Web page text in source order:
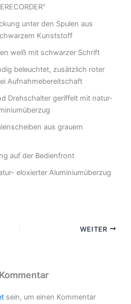
unter den Spulen aus
Kunststoff
weiß mit schwarzer Schrift
beleuchtet, zusätzlich roter
Aufnahmebereitschaft
Drehschalter geriffelt mit natur-
aus grauem
auf der Bedienfront
eloxierter Aluminiumüberzug
WEITER
sein, um einen Kommentar